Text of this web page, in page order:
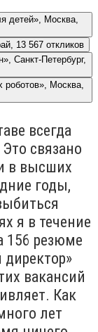
детей», Москва,
13 567 откликов
Санкт-Петербург,
роботов», Москва,
всегда
связано
в высших
годы,
я в течение
156 резюме
вакансий
Как
лет